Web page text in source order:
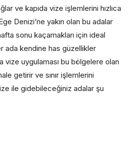
ve kapıda vize işlemlerini hızlıca
Denizi’ne yakın olan bu adalar
sonu kaçamakları için ideal
ada kendine has güzellikler
vize uygulaması bu bölgelere olan
getirir ve sınır işlemlerini
ile gidebileceğiniz adalar şu